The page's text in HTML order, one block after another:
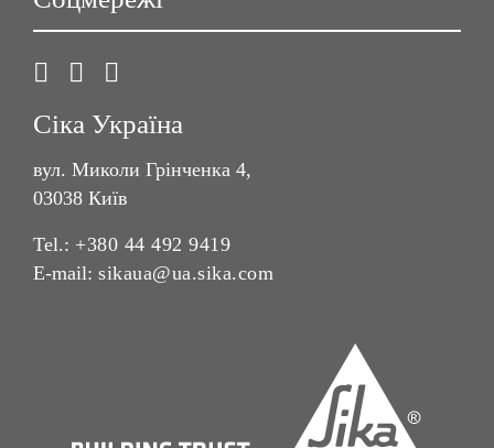
Сіка Україна
вул. Миколи Грінченка 4,
03038 Київ
Tel.: +380 44 492 9419
E-mail: sikaua@ua.sika.com